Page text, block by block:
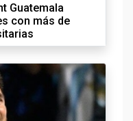
Guatemala
con más de